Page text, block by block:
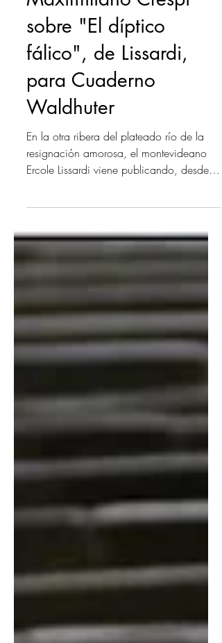
Maximiliano Crespi
sobre "El díptico
fálico", de Lissardi,
para Cuaderno
Waldhuter
Ercole Lissardi viene publicando, desde
mediados de la...